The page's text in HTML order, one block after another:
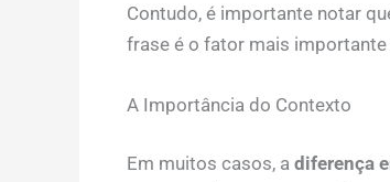
Contudo, é importante notar
frase é o fator mais
A Importância do Contexto
Em muitos casos, a diferença